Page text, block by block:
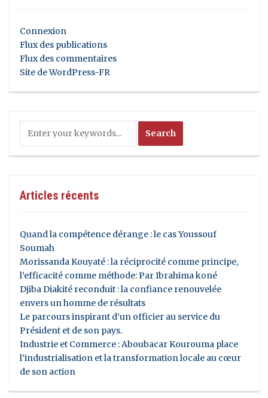
Connexion
Flux des publications
Flux des commentaires
Site de WordPress-FR
Articles récents
Quand la compétence dérange : le cas Youssouf
Soumah
Morissanda Kouyaté : la réciprocité comme principe,
l’efficacité comme méthode: Par Ibrahima koné
Djiba Diakité reconduit : la confiance renouvelée
envers un homme de résultats
Le parcours inspirant d’un officier au service du
Président et de son pays.
Industrie et Commerce : Aboubacar Kourouma place
l’industrialisation et la transformation locale au cœur
de son action